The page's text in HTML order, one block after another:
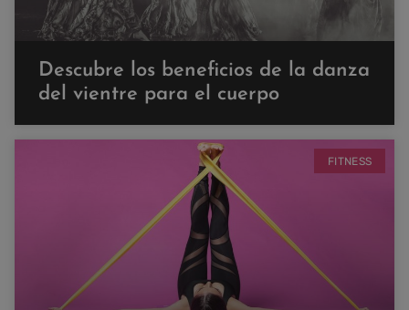
Descubre los beneficios de la danza
del vientre para el cuerpo
FITNESS